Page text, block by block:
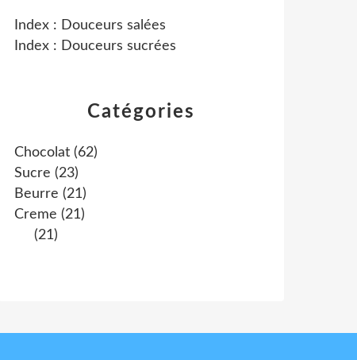
Catégories
Chocolat (62)
Sucre (23)
Beurre (21)
Creme (21)
(21)
Index : Douceurs salées
Index : Douceurs sucrées